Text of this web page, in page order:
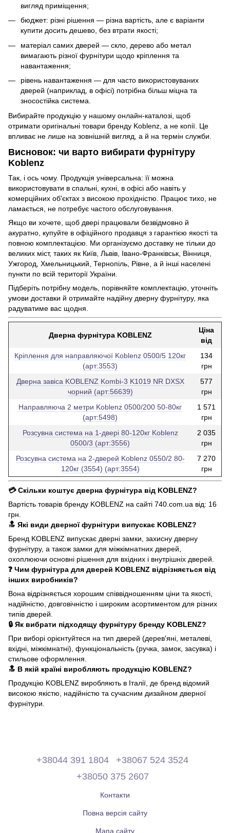
вигляд приміщення;
бюджет: різні рішення — різна вартість, але є варіанти
купити досить дешево, без втрати якості;
матеріал самих дверей — скло, дерево або метал
вимагають різної фурнітури щодо кріплення та
навантаження;
рівень навантаження — для часто використовуваних
дверей (наприклад, в офісі) потрібна більш міцна та
зносостійка система.
Вибирайте продукцію у нашому онлайн-каталозі, щоб
отримати оригінальні товари бренду Koblenz, а не копії. Це
впливає не лише на зовнішній вигляд, а й на термін служби.
Висновок: чи варто вибирати фурнітуру
Koblenz
Так, і ось чому. Продукція універсальна: її можна
використовувати в спальні, кухні, в офісі або навіть у
комерційних об'єктах з високою прохідністю. Працює тихо, не
ламається, не потребує частого обслуговування.
Якщо ви хочете, щоб двері працювали безвідмовно й
акуратно, купуйте в офіційного продавця з гарантією якості та
повною комплектацією. Ми організуємо доставку не тільки до
великих міст, таких як Київ, Львів, Івано-Франківськ, Вінниця,
Ужгород, Хмельницький, Тернопіль, Рівне, а й інші населені
пункти по всій території України.
Підберіть потрібну модель, порівняйте комплектацію, уточніть
умови доставки й отримайте надійну дверну фурнітуру, яка
радуватиме вас щодня.
Дверна фурнітура KOBLENZ
Ціна
від
Кріплення для направляючої Koblenz 0500/5 120кг
(арт:3553)
134
грн
Дверна завіса KOBLENZ Kombi-3 K1019 NR DXSX
чорний (арт:56639)
577
грн
Направляюча 2 метри Koblenz 0500/200 50-80кг
(арт:5498)
1 571
грн
Розсувна система на 1-двері 80-120кг Koblenz
0500/3 (арт:3556)
2 035
грн
Розсувна система на 2-дверей Koblenz 0550/2 80-
120кг (3554) (арт:3554)
7 270
грн
💳 Скільки коштує дверна фурнітура від KOBLENZ?
Вартість товарів бренду KOBLENZ на сайті 740.com.ua від: 16
грн.
🔝 Які види дверної фурнітури випускає KOBLENZ?
Бренд KOBLENZ випускає дверні замки, захисну дверну
фурнітуру, а також замки для міжкімнатних дверей,
охоплюючи основні рішення для вхідних і внутрішніх дверей.
❓ Чим фурнітура для дверей KOBLENZ відрізняється від
інших виробників?
Вона відрізняється хорошим співвідношенням ціни та якості,
надійністю, довговічністю і широким асортиментом для різних
типів дверей.
🔒 Як вибрати підходящу фурнітуру бренду KOBLENZ?
При виборі орієнтуйтеся на тип дверей (дерев'яні, металеві,
вхідні, міжкімнатні), функціональність (ручка, замок, засувка) і
стильове оформлення.
🔝 В якій країні виробляють продукцію KOBLENZ?
Продукцію KOBLENZ виробляють в Італії, де бренд відомий
високою якістю, надійністю та сучасним дизайном дверної
фурнітури.
+38044 391 1804
+38067 524 3524
+38050 375 2607
Контакти
Повна версія сайту
Мапа сайту